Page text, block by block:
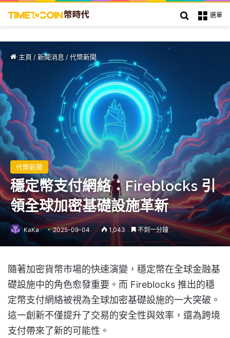
選單
搜索
主頁 /新聞消息 /代幣新聞
代幣新聞
穩定幣支付網絡：Fireblocks 引
領全球加密基礎設施革新
KaKa 2025-09-04 1,043 不到一分鐘
隨著加密貨幣市場的快速演變，穩定幣在全球金融基
礎設施中的角色愈發重要。而 Fireblocks 推出的穩
定幣支付網絡被視為全球加密基礎設施的一大突破。
這一創新不僅提升了交易的安全性與效率，還為跨境
支付帶來了新的可能性。